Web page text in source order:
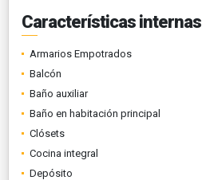
Características internas
Armarios Empotrados
Balcón
Baño auxiliar
Baño en habitación principal
Clósets
Cocina integral
Depósito